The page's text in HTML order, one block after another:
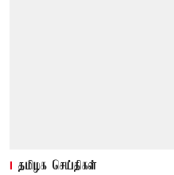
தமிழக செய்திகள்